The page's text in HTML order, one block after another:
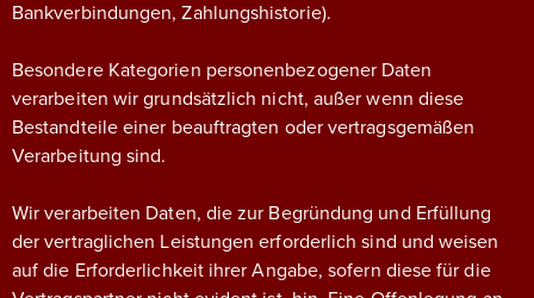
Bankverbindungen, Zahlungshistorie).
Besondere Kategorien personenbezogener Daten
verarbeiten wir grundsätzlich nicht, außer wenn diese
Bestandteile einer beauftragten oder vertragsgemäßen
Verarbeitung sind.
Wir verarbeiten Daten, die zur Begründung und Erfüllung
der vertraglichen Leistungen erforderlich sind und weisen
auf die Erforderlichkeit ihrer Angabe, sofern diese für die